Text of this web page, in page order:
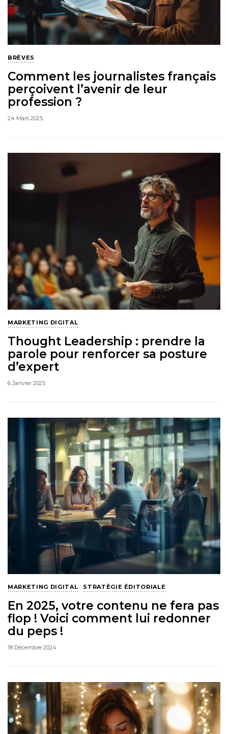
BRÈVES
Comment les journalistes français
perçoivent l’avenir de leur
profession ?
24 Mars 2025
MARKETING DIGITAL
Thought Leadership : prendre la
parole pour renforcer sa posture
d’expert
6 Janvier 2025
MARKETING DIGITAL STRATÉGIE ÉDITORIALE
En 2025, votre contenu ne fera pas
flop ! Voici comment lui redonner
du peps !
18 Décembre 2024